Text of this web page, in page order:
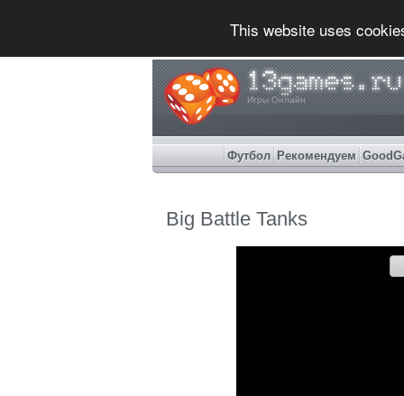
This website uses
Игры Онлайн
Футбол Рекомендуем
Big Battle Tanks